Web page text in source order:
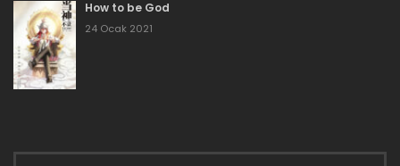
Bölüm 115
11 Temmuz 2023
How to be God
24 Ocak 2021